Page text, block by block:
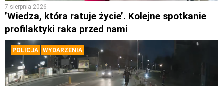
7 sierpnia 2026
’Wiedza, która ratuje życie’. Kolejne spotkanie
profilaktyki raka przed nami
POLICJA WYDARZENIA